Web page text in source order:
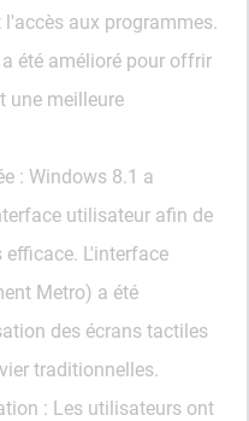
aux programmes.
été amélioré pour offrir
une meilleure
: Windows 8.1 a
utilisateur afin de
L'interface
Metro) a été
des écrans tactiles
traditionnelles.
: Les utilisateurs ont